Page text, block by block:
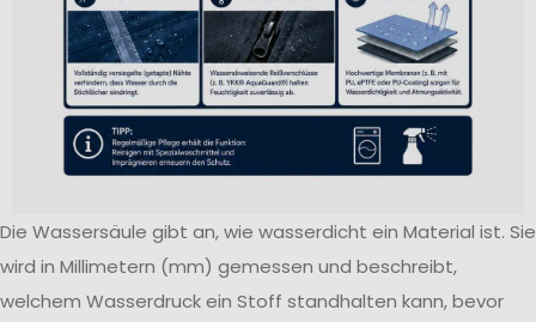
Die Wassersäule gibt an, wie wasserdicht ein Material ist. Sie
wird in Millimetern (mm) gemessen und beschreibt,
welchem Wasserdruck ein Stoff standhalten kann, bevor